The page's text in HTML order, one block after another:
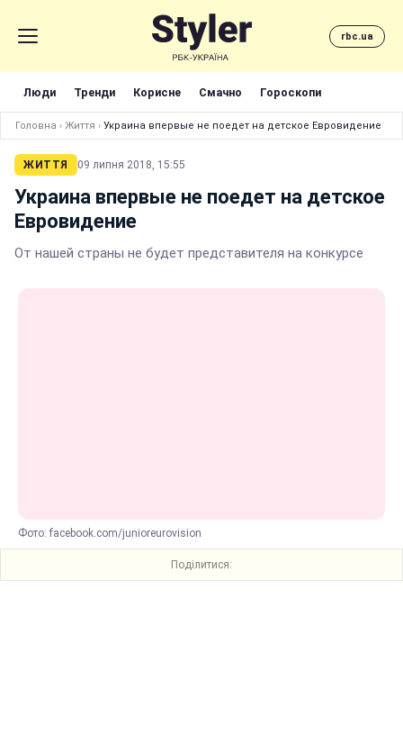
rbc.ua
Люди Тренди Корисне Смачно Гороскопи
Головна › Життя › Украина впервые не поедет на детское Евровидение
ЖИТТЯ 09 липня 2018, 15:55
Украина впервые не поедет на детское
Евровидение
От нашей страны не будет представителя на конкурсе
Фото: facebook.com/junioreurovision
Поділитися: